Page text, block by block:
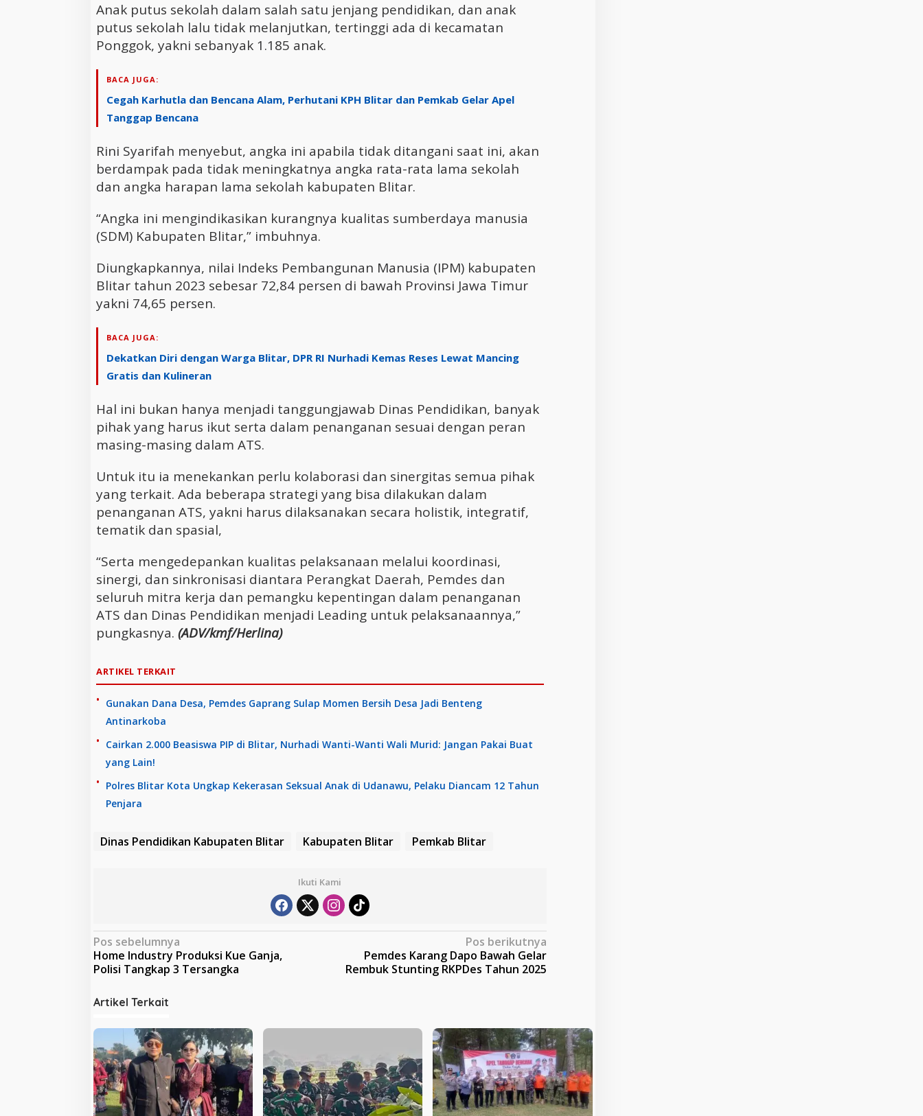
Anak putus sekolah dalam salah satu jenjang pendidikan, dan anak
putus sekolah lalu tidak melanjutkan, tertinggi ada di kecamatan
Ponggok, yakni sebanyak 1.185 anak.
BACA JUGA:
Cegah Karhutla dan Bencana Alam, Perhutani KPH Blitar dan Pemkab Gelar Apel
Tanggap Bencana
Rini Syarifah menyebut, angka ini apabila tidak ditangani saat ini, akan
berdampak pada tidak meningkatnya angka rata-rata lama sekolah
dan angka harapan lama sekolah kabupaten Blitar.
“Angka ini mengindikasikan kurangnya kualitas sumberdaya manusia
(SDM) Kabupaten Blitar,” imbuhnya.
Diungkapkannya, nilai Indeks Pembangunan Manusia (IPM) kabupaten
Blitar tahun 2023 sebesar 72,84 persen di bawah Provinsi Jawa Timur
yakni 74,65 persen.
BACA JUGA:
Dekatkan Diri dengan Warga Blitar, DPR RI Nurhadi Kemas Reses Lewat Mancing
Gratis dan Kulineran
Hal ini bukan hanya menjadi tanggungjawab Dinas Pendidikan, banyak
pihak yang harus ikut serta dalam penanganan sesuai dengan peran
masing-masing dalam ATS.
Untuk itu ia menekankan perlu kolaborasi dan sinergitas semua pihak
yang terkait. Ada beberapa strategi yang bisa dilakukan dalam
penanganan ATS, yakni harus dilaksanakan secara holistik, integratif,
tematik dan spasial,
“Serta mengedepankan kualitas pelaksanaan melalui koordinasi,
sinergi, dan sinkronisasi diantara Perangkat Daerah, Pemdes dan
seluruh mitra kerja dan pemangku kepentingan dalam penanganan
ATS dan Dinas Pendidikan menjadi Leading untuk pelaksanaannya,”
pungkasnya. (ADV/kmf/Herlina)
ARTIKEL TERKAIT
Gunakan Dana Desa, Pemdes Gaprang Sulap Momen Bersih Desa Jadi Benteng
Antinarkoba
Cairkan 2.000 Beasiswa PIP di Blitar, Nurhadi Wanti-Wanti Wali Murid: Jangan Pakai Buat
yang Lain!
Polres Blitar Kota Ungkap Kekerasan Seksual Anak di Udanawu, Pelaku Diancam 12 Tahun
Penjara
Dinas Pendidikan Kabupaten Blitar Kabupaten Blitar Pemkab Blitar
Ikuti Kami
N
a
i
s
i
p
Pos sebelumnya
Home Industry Produksi Kue Ganja,
Polisi Tangkap 3 Tersangka
Pos berikutnya
Pemdes Karang Dapo Bawah Gelar
Rembuk Stunting RKPDes Tahun 2025
Artikel Terkait